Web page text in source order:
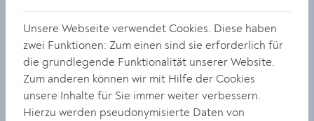
durch das Hochwasser im Herbst 2024 haben wir fast
das Rekordniveau von 2019 erreicht – ein klares Zeichen
für die hohe Anziehungskraft unserer Stadt. Dieser
Erfolg ist ein Ansporn, den Tourismus weiterhin zu
stärken und innovative Projekte voranzutreiben“,
betont Vizebürgermeister Florian Kamleitner.
Unsere Webseite verwendet Cookies. Diese haben
zwei Funktionen: Zum einen sind sie erforderlich für
die grundlegende Funktionalität unserer Website.
Zum anderen können wir mit Hilfe der Cookies
unsere Inhalte für Sie immer weiter verbessern.
Hierzu werden pseudonymisierte Daten von